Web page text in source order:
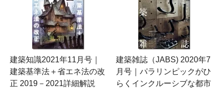
建築知識2021年11月号｜
建築基準法＋省エネ法の改
正 2019－2021詳細解説
建築雑誌（JABS) 2020年7
月号｜パラリンピックがひ
らくインクルーシブな都市